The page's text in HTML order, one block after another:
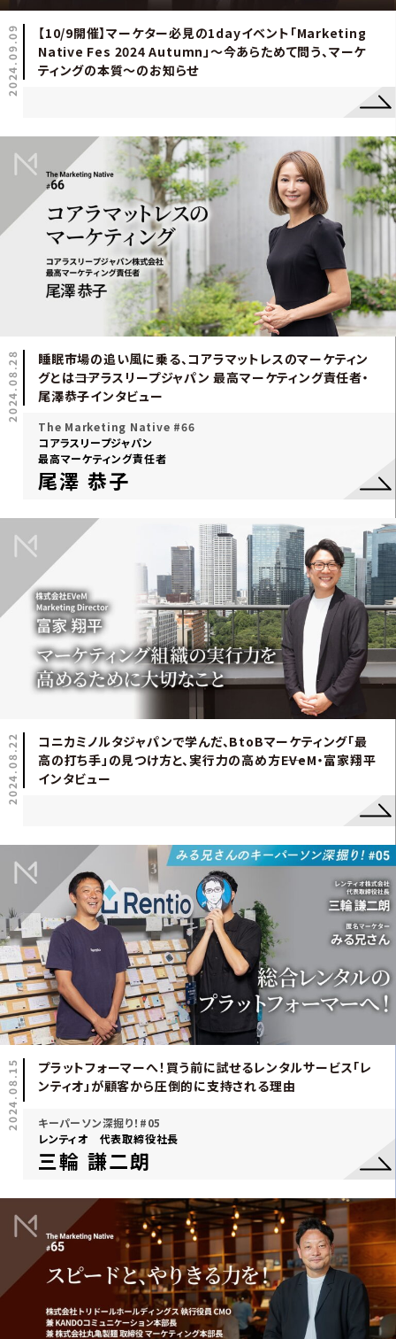
2024.09.09
【10/9開催】マーケター必見の1dayイベント「Marketing
Native Fes 2024 Autumn」～今あらためて問う、マーケ
ティングの本質～のお知らせ
2024.08.28
睡眠市場の追い風に乗る、コアラマットレスのマーケティン
グとは――コアラスリープジャパン 最高マーケティング責任者・
尾澤恭子インタビュー
The Marketing Native #66
コアラスリープジャパン
最高マーケティング責任者
尾澤 恭子
2024.08.22
コニカミノルタジャパンで学んだ、BtoBマーケティング「最
高の打ち手」の見つけ方と、実行力の高め方――EVeM・富家翔平
インタビュー
2024.08.15
プラットフォーマーへ！買う前に試せるレンタルサービス「レ
ンティオ」が顧客から圧倒的に支持される理由
キーパーソン深掘り！#05
レンティオ 代表取締役社長
三輪 謙二朗